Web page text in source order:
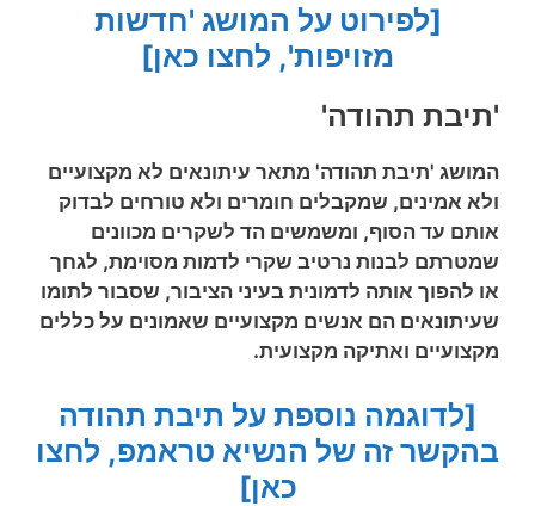
[לפירוט על המושג 'חדשות
מזויפות', לחצו כאן]
'תיבת תהודה'
המושג 'תיבת תהודה' מתאר עיתונאים לא מקצועיים
ולא אמינים, שמקבלים חומרים ולא טורחים לבדוק
אותם עד הסוף, ומשמשים הד לשקרים מכוונים
שמטרתם לבנות נרטיב שקרי לדמות מסוימת, לגחך
או להפוך אותה לדמונית בעיני הציבור, שסבור לתומו
שעיתונאים הם אנשים מקצועיים שאמונים על כללים
מקצועיים ואתיקה מקצועית.
[לדוגמה נוספת על תיבת תהודה
בהקשר זה של הנשיא טראמפ, לחצו
כאן]